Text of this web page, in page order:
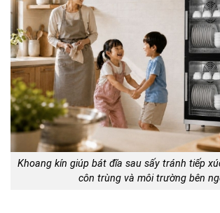
Khoang kín giúp bát đĩa sau sấy tránh tiếp
côn trùng và môi trường bên